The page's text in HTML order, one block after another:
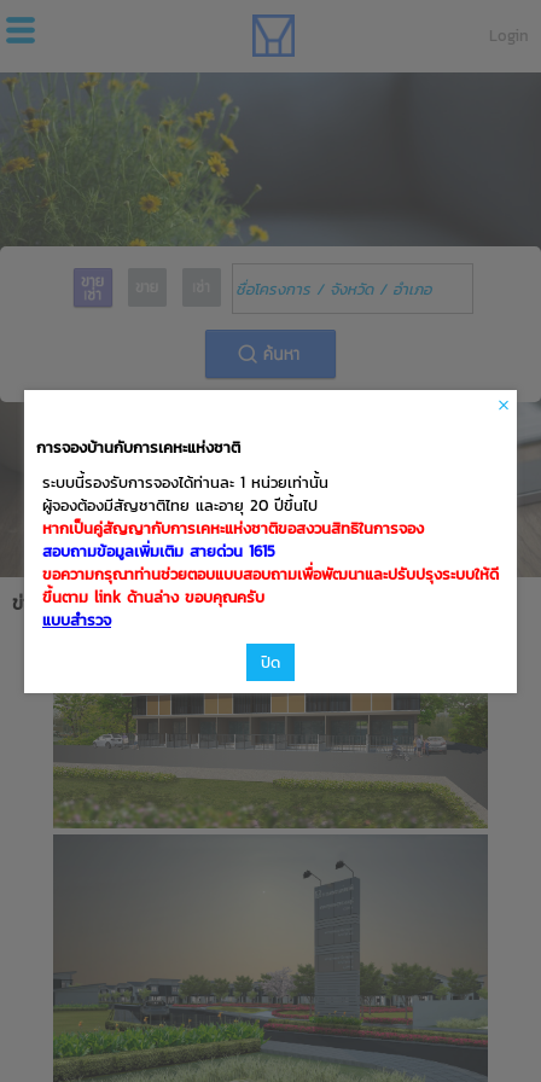
Login
มีรายการจอง
ไม่ว่าง
ตำแหน่งโครงการ
จำนวนโครงการ
ข่าวประชาสัมพันธ์
การจองบ้านกับการเคหะแห่งชาติ
ระบบนี้รองรับการจองได้ท่านละ 1 หน่วยเท่านั้น
ผู้จองต้องมีสัญชาติไทย และอายุ 20 ปีขึ้นไป
หากเป็นคู่สัญญากับการเคหะแห่งชาติขอสงวนสิทธิในการจอง
สอบถามข้อมูลเพิ่มเติม สายด่วน 1615
ขอความกรุณาท่านช่วยตอบแบบสอบถามเพื่อพัฒนาและปรับปรุงระบบให้ดี
ขึ้นตาม link ด้านล่าง ขอบคุณครับ
แบบสำรวจ
ปิด